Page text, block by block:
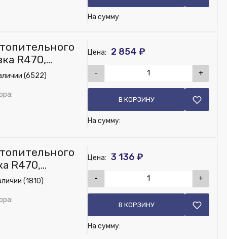
На сумму:
R470,
(6522)
Цена: 2 854 ₽
- +
В КОРЗИНУ
На сумму:
R470,
(1810)
Цена: 3 136 ₽
- +
В КОРЗИНУ
На сумму: